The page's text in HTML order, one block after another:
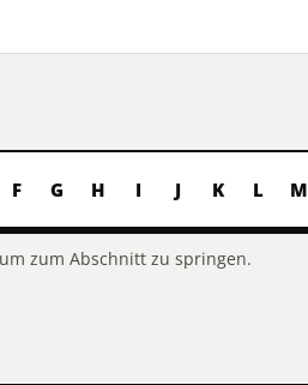
F G H I J K L M
zum Abschnitt zu springen.